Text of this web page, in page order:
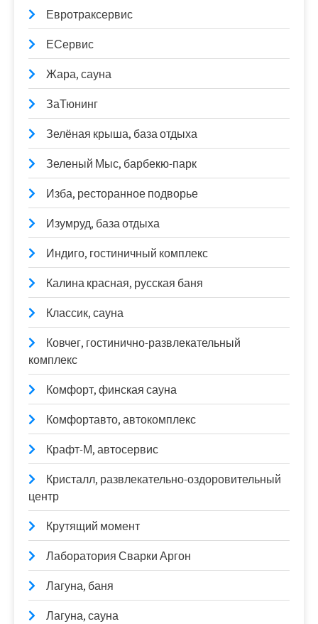
Евротраксервис
ЕСервис
Жара, сауна
ЗаТюнинг
Зелёная крыша, база отдыха
Зеленый Мыс, барбекю-парк
Изба, ресторанное подворье
Изумруд, база отдыха
Индиго, гостиничный комплекс
Калина красная, русская баня
Классик, сауна
Ковчег, гостинично-развлекательный
комплекс
Комфорт, финская сауна
Комфортавто, автокомплекс
Крафт-М, автосервис
Кристалл, развлекательно-оздоровительный
центр
Крутящий момент
Лаборатория Сварки Аргон
Лагуна, баня
Лагуна, сауна